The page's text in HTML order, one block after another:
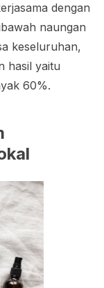
dengan
naungan
keseluruhan,
hasil yaitu
60%.